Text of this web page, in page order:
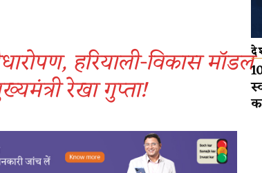
हरियाली-विकास मॉडल
रेखा गुप्ता!